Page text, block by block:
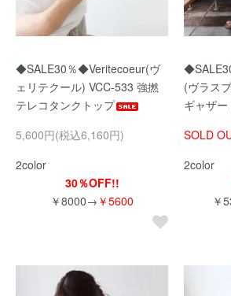
◆SALE30％◆Veritecoeur(ヴ
ェリテクール) VCC-533 強撚
テレコタンクトップ
5,600円(税込6,160円)
2color
30％OFF!!
￥8000→ ￥5600
(ヴラス
ギャザー
SOLD
2color
￥